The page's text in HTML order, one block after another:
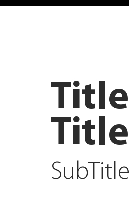
Title
Title
SubTitle